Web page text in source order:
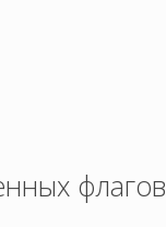
флагов